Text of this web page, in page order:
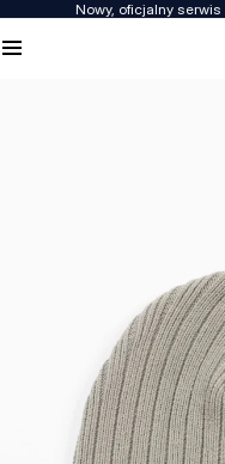
Nowy, oficjalny serwis